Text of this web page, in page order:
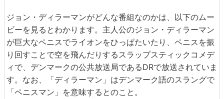
ジョン・ディラーマンがどんな番組なのかは、以下のムー
ビーを見るとわかります。主人公のジョン・ディラーマン
が巨大なペニスでライオンをひっぱたいたり、ペニスを振
り回すことで空を飛んだりするスラップスティックコメデ
ィで、デンマークの公共放送局であるDRで放送されていま
す。なお、「ディラーマン」はデンマーク語のスラングで
「ペニスマン」を意味するとのこと。